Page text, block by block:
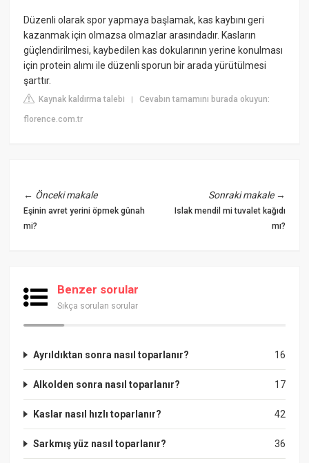
Düzenli olarak spor yapmaya başlamak, kas kaybını geri
kazanmak için olmazsa olmazlar arasındadır. Kasların
güçlendirilmesi, kaybedilen kas dokularının yerine konulması
için protein alımı ile düzenli sporun bir arada yürütülmesi
şarttır.
Kaynak kaldırma talebi |Cevabın tamamını burada okuyun:
florence.com.tr
← Önceki makale
Eşinin avret yerini öpmek günah
mi?
Sonraki makale→
Islak mendil mi tuvalet kağıdı
mı?
Benzer sorular
Sıkça sorulan sorular
16
Ayrıldıktan sonra nasıl toparlanır?
17
Alkolden sonra nasıl toparlanır?
42
Kaslar nasıl hızlı toparlanır?
36
Sarkmış yüz nasıl toparlanır?